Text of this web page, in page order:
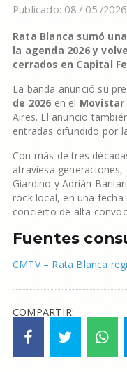
Publicado: 08 / 05 /2026
Rata Blanca sumó
la agenda 2026 y
cerrados en Capital
La banda anunció su
de 2026 en el Movistar
Aires. El anuncio
entradas difundido por
Con más de tres
atraviesa
Giardino y Adrián
rock local, en una
concierto de alta
Fuentes
CMTV – Rata Blanca
COMPARTIR: